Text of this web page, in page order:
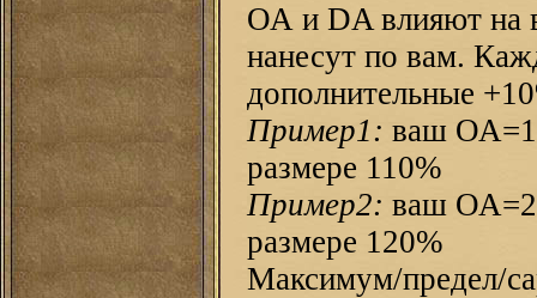
ОА и DA влияют на
нанесут по вам.
дополнительные
Пример1: ваш
размере 110%
Пример2: ваш
размере 120%
Максимум/предел/